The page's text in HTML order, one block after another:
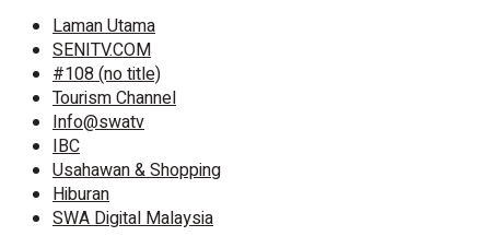
Laman Utama
SENITV.COM
#108 (no title)
Tourism Channel
Info@swatv
IBC
Usahawan & Shopping
Hiburan
SWA Digital Malaysia